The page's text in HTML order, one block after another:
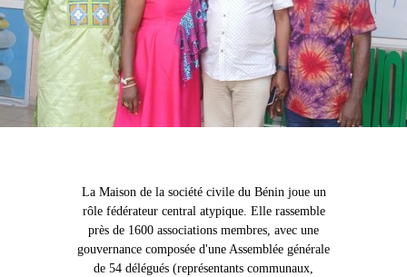
La Maison de la société civile du Bénin joue un
rôle fédérateur central atypique. Elle rassemble
près de 1600 associations membres, avec une
gouvernance composée d'une Assemblée générale
de 54 délégués (représentants communaux,